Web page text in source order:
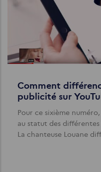
Comment
publicité sur
Pour ce sixième
au statut des différentes
La chanteuse Louane